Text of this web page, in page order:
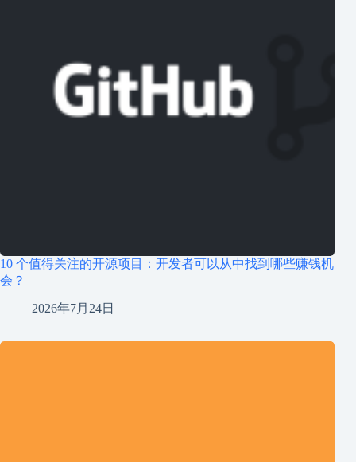
10 个值得关注的开源项目：开发者可以从中找到哪些赚钱机
会？
2026年7月24日